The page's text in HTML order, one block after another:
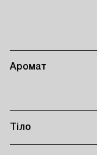
Аромат
Тіло